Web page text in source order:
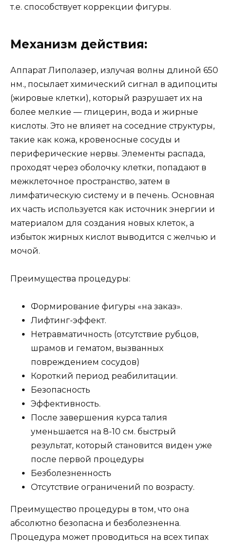
т.е. способствует коррекции фигуры.
Механизм действия:
Аппарат Липолазер, излучая волны длиной 650
нм., посылает химический сигнал в адипоциты
(жировые клетки), который разрушает их на
более мелкие — глицерин, вода и жирные
кислоты. Это не влияет на соседние структуры,
такие как кожа, кровеносные сосуды и
периферические нервы. Элементы распада,
проходят через оболочку клетки, попадают в
межклеточное пространство, затем в
лимфатическую систему и в печень. Основная
их часть используется как источник энергии и
материалом для создания новых клеток, а
избыток жирных кислот выводится с желчью и
мочой.
Преимущества процедуры:
Формирование фигуры «на заказ».
Лифтинг-эффект.
Нетравматичность (отсутствие рубцов,
шрамов и гематом, вызванных
повреждением сосудов)
Короткий период реабилитации.
Безопасность
Эффективность.
После завершения курса талия
уменьшается на 8-10 см. быстрый
результат, который становится виден уже
после первой процедуры
Безболезненность
Отсутствие ограничений по возрасту.
Преимущество процедуры в том, что она
абсолютно безопасна и безболезненна.
Процедура может проводиться на всех типах